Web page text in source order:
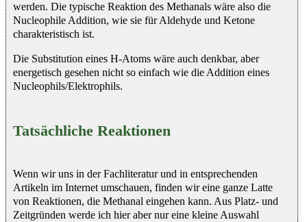
werden. Die typische Reaktion des Methanals wäre also die
Nucleophile Addition, wie sie für Aldehyde und Ketone
charakteristisch ist.
Die Substitution eines H-Atoms wäre auch denkbar, aber
energetisch gesehen nicht so einfach wie die Addition eines
Nucleophils/Elektrophils.
Tatsächliche Reaktionen
Wenn wir uns in der Fachliteratur und in entsprechenden
Artikeln im Internet umschauen, finden wir eine ganze Latte
von Reaktionen, die Methanal eingehen kann. Aus Platz- und
Zeitgründen werde ich hier aber nur eine kleine Auswahl